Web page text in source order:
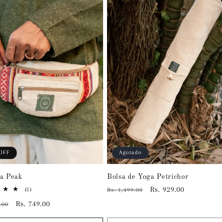
Peak
(5)5
totales
Precio
Rs. 749.00
Agotado
Bolsa de Yoga Petrichor
Precio
Rs. 1,499.00
Precio
Rs. 929.00